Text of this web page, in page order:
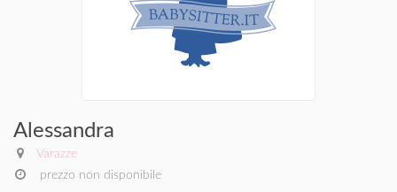
Alessandra
Varazze
prezzo non disponibile